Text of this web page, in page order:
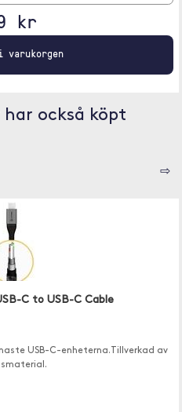
kr
varukorgen
också köpt
⇨
C to USB-C Cable
USB-C-enheterna.Tillverkad av